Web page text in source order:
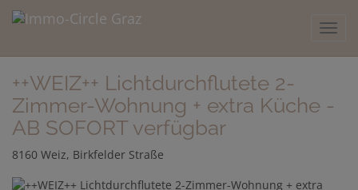
++WEIZ++ Lichtdurchflutete 2-
Zimmer-Wohnung + extra Küche -
AB SOFORT verfügbar
8160 Weiz, Birkfelder Straße